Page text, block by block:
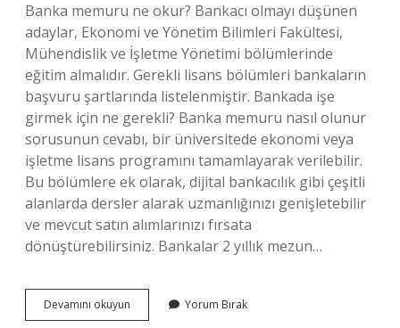
Banka memuru ne okur? Bankacı olmayı düşünen
adaylar, Ekonomi ve Yönetim Bilimleri Fakültesi,
Mühendislik ve İşletme Yönetimi bölümlerinde
eğitim almalıdır. Gerekli lisans bölümleri bankaların
başvuru şartlarında listelenmiştir. Bankada işe
girmek için ne gerekli? Banka memuru nasıl olunur
sorusunun cevabı, bir üniversitede ekonomi veya
işletme lisans programını tamamlayarak verilebilir.
Bu bölümlere ek olarak, dijital bankacılık gibi çeşitli
alanlarda dersler alarak uzmanlığınızı genişletebilir
ve mevcut satın alımlarınızı fırsata
dönüştürebilirsiniz. Bankalar 2 yıllık mezun…
Devamını okuyun
Memuru
Yorum Bırak